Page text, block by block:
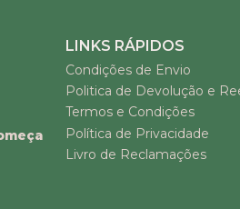
LINKS RÁPIDOS
Condições de Envio
Politica de Devolução e
Termos e Condições
Política de Privacidade
Livro de Reclamações